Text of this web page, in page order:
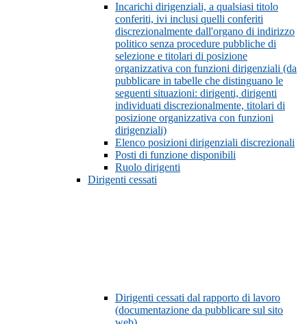
Incarichi dirigenziali, a qualsiasi titolo
conferiti, ivi inclusi quelli conferiti
discrezionalmente dall'organo di indirizzo
politico senza procedure pubbliche di
selezione e titolari di posizione
organizzativa con funzioni dirigenziali (da
pubblicare in tabelle che distinguano le
seguenti situazioni: dirigenti, dirigenti
individuati discrezionalmente, titolari di
posizione organizzativa con funzioni
dirigenziali)
Elenco posizioni dirigenziali discrezionali
Posti di funzione disponibili
Ruolo dirigenti
Dirigenti cessati
Dirigenti cessati dal rapporto di lavoro
(documentazione da pubblicare sul sito